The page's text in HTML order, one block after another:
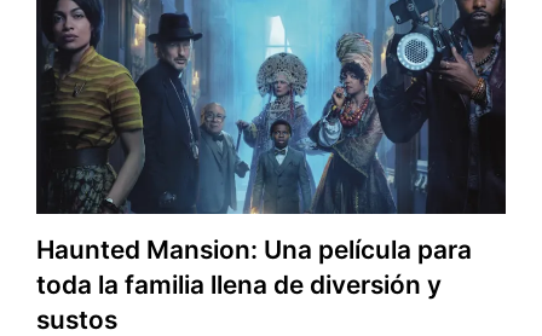
Haunted Mansion: Una película para
toda la familia llena de diversión y
sustos